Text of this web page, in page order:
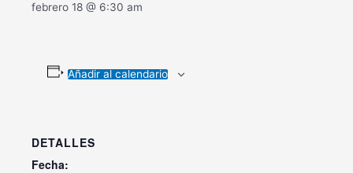
febrero 18 @ 6:30 am
Añadir al calendario
DETALLES
Fecha: